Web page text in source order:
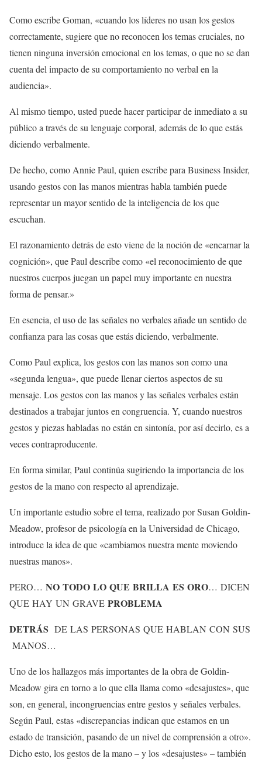
Como escribe Goman, «cuando los líderes no usan los gestos
correctamente, sugiere que no reconocen los temas cruciales, no
tienen ninguna inversión emocional en los temas, o que no se dan
cuenta del impacto de su comportamiento no verbal en la
audiencia».
Al mismo tiempo, usted puede hacer participar de inmediato a su
público a través de su lenguaje corporal, además de lo que estás
diciendo verbalmente.
De hecho, como Annie Paul, quien escribe para Business Insider,
usando gestos con las manos mientras habla también puede
representar un mayor sentido de la inteligencia de los que
escuchan.
El razonamiento detrás de esto viene de la noción de «encarnar la
cognición», que Paul describe como «el reconocimiento de que
nuestros cuerpos juegan un papel muy importante en nuestra
forma de pensar.»
En esencia, el uso de las señales no verbales añade un sentido de
confianza para las cosas que estás diciendo, verbalmente.
Como Paul explica, los gestos con las manos son como una
«segunda lengua», que puede llenar ciertos aspectos de su
mensaje. Los gestos con las manos y las señales verbales están
destinados a trabajar juntos en congruencia. Y, cuando nuestros
gestos y piezas habladas no están en sintonía, por así decirlo, es a
veces contraproducente.
En forma similar, Paul continúa sugiriendo la importancia de los
gestos de la mano con respecto al aprendizaje.
Un importante estudio sobre el tema, realizado por Susan Goldin-
Meadow, profesor de psicología en la Universidad de Chicago,
introduce la idea de que «cambiamos nuestra mente moviendo
nuestras manos».
PERO… NO TODO LO QUE BRILLA ES ORO… DICEN
QUE HAY UN GRAVE PROBLEMA
DETRÁS DE LAS PERSONAS QUE HABLAN CON SUS
MANOS…
Uno de los hallazgos más importantes de la obra de Goldin-
Meadow gira en torno a lo que ella llama como «desajustes», que
son, en general, incongruencias entre gestos y señales verbales.
Según Paul, estas «discrepancias indican que estamos en un
estado de transición, pasando de un nivel de comprensión a otro».
Dicho esto, los gestos de la mano – y los «desajustes» – también